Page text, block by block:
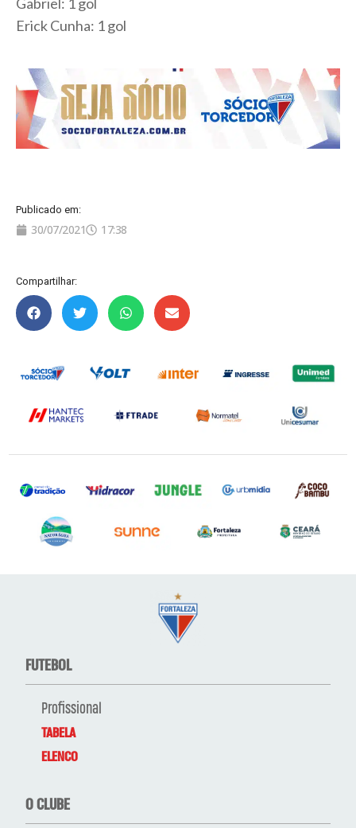
Erick Cunha: 1 gol
Publicado em:
30/07/2021 17:38
Compartilhar:
FUTEBOL
Profissional
TABELA
ELENCO
O CLUBE